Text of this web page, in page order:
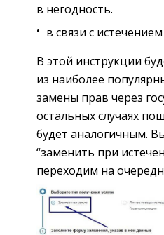
в негодность.
в связи с
В этой инструкции
из наиболее
замены прав через
остальных случаях
будет аналогичным.
“заменить при
переходим на